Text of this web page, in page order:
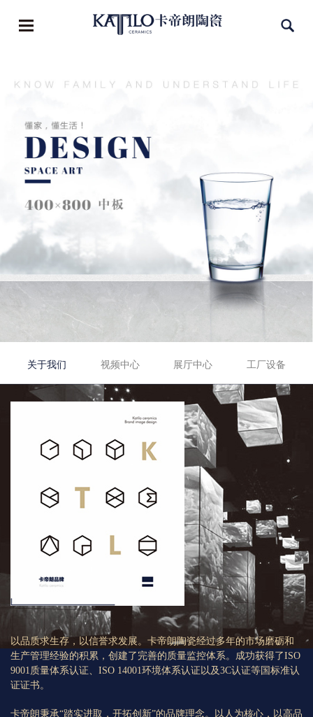
关于我们 视频中心 展厅中心 工厂设备
以品质求生存，以信誉求发展。卡帝朗陶瓷经过多年的市场磨砺和
生产管理经验的积累，创建了完善的质量监控体系。成功获得了ISO
9001质量体系认证、ISO 14001环境体系认证以及3C认证等国标准认
证证书。
卡帝朗秉承“踏实进取，开拓创新”的品牌理念。以人为核心，以高品